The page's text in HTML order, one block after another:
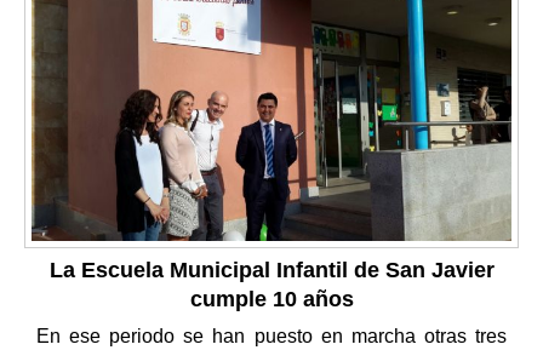
La Escuela Municipal Infantil de San Javier
cumple 10 años
En ese periodo se han puesto en marcha otras tres